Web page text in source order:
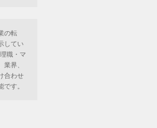
の転
してい
職・マ
業界、
合わせ
す。